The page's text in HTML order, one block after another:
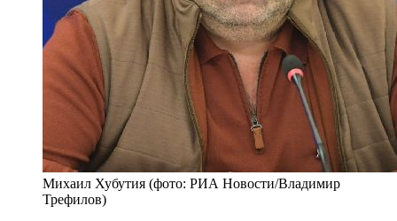
Михаил Хубутия (фото: РИА Новости/Владимир
Трефилов)